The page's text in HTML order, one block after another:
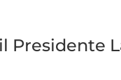
Presidente